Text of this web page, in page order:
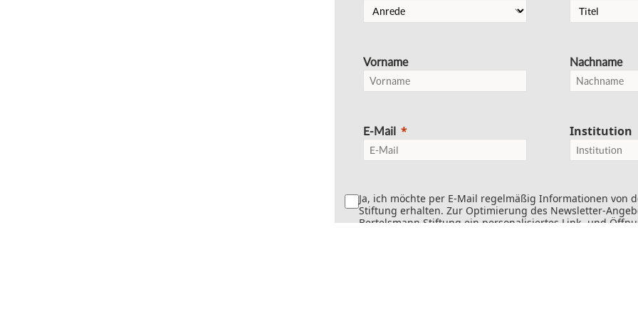
Vorname
E-Mail
Nachname
Institution
Ja, ich möchte per E-Mail regelmäßig Informationen von
Stiftung erhalten. Zur Optimierung des Newsletter-
Bertelsmann Stiftung ein personalisiertes Link- und